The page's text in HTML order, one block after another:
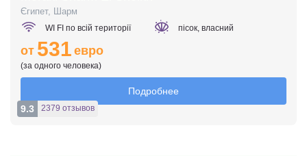
9.3 2379 отзывов
Єгипет, Шарм
WI FI по всій території пісок, власний
от 531 евро
(за одного человека)
Подробнее